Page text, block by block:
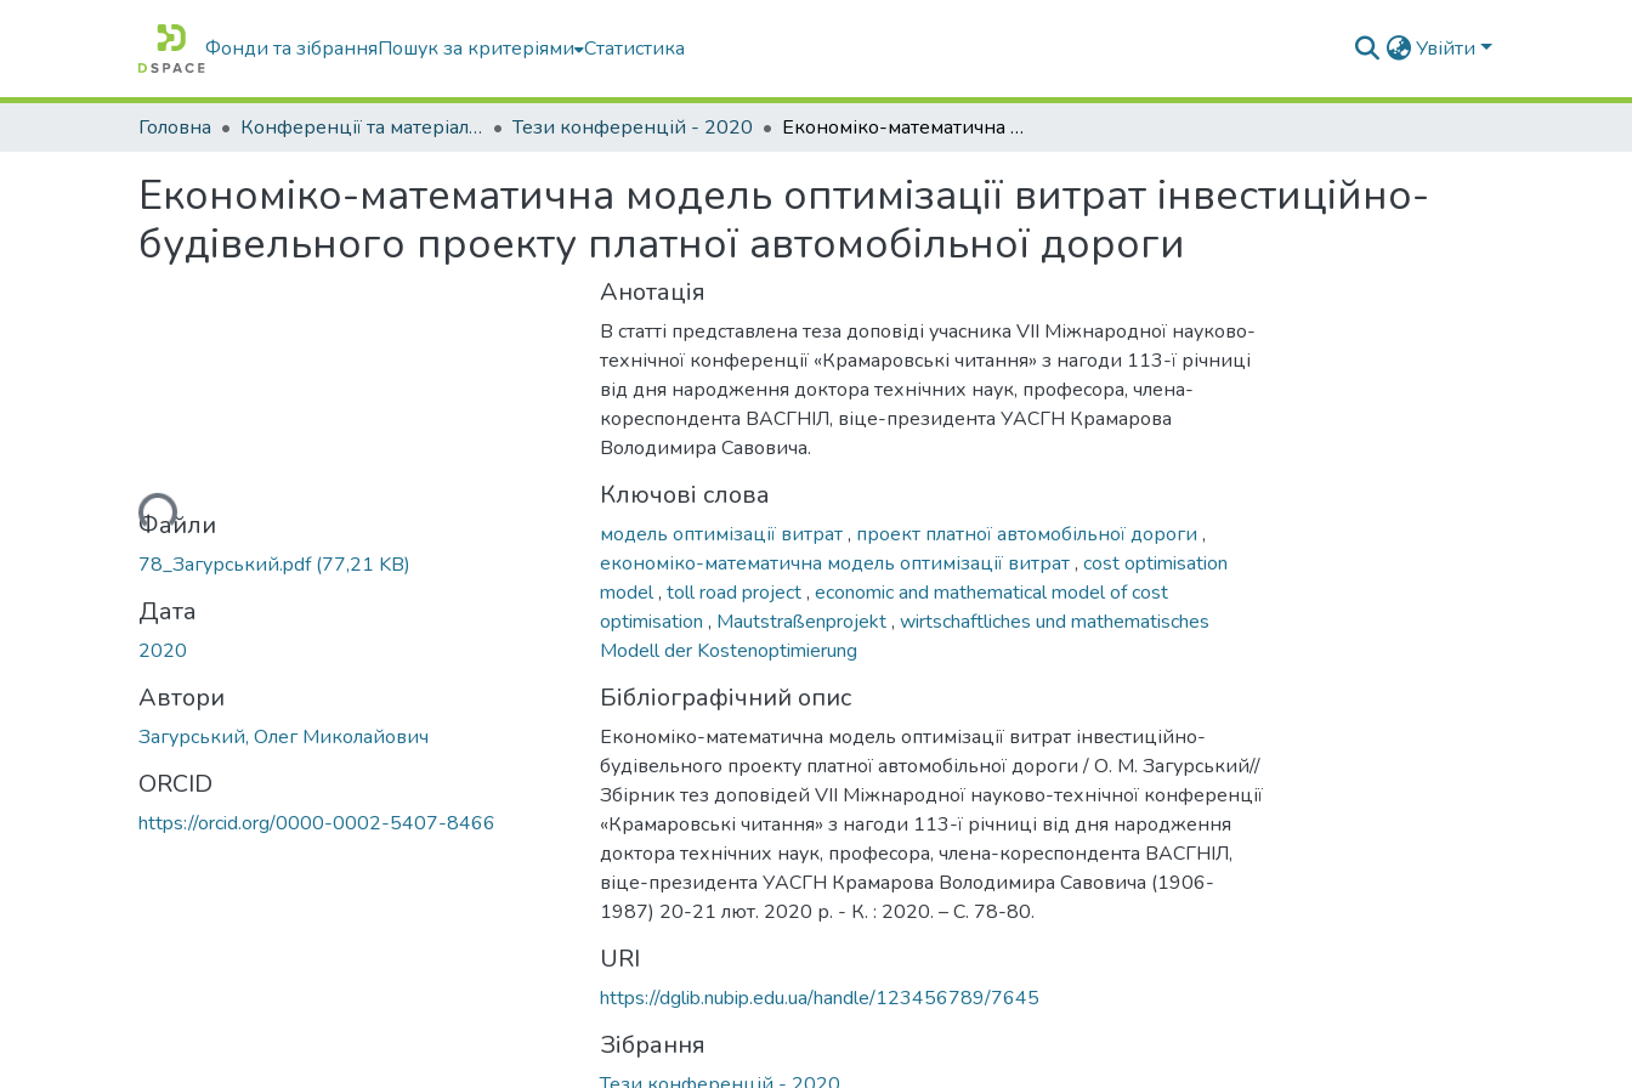
Фонди та зібранняПошук за критеріями Статистика Увійти
Головна Конференції та матеріали конференцій Тези конференцій - 2020 Економіко-математична модель оптимізації витрат інвестиційно- будівельного проекту платної автомобільної дороги
Економіко-математична модель оптимізації витрат інвестиційно-
будівельного проекту платної автомобільної дороги
Вантажиться...Файли
78_Загурський.pdf(77,21 KB)
Дата
2020
Автори
Загурський, Олег Миколайович
ORCID
https://orcid.org/0000-0002-5407-8466
Анотація
В статті представлена теза доповіді учасника VIІ Міжнародної науково-
технічної конференції «Крамаровські читання» з нагоди 113-ї річниці
від дня народження доктора технічних наук, професора, члена-
кореспондента ВАСГНІЛ, віце-президента УАСГН Крамарова
Володимира Савовича.
Ключові слова
модель оптимізації витрат, проект платної автомобільної дороги ,
економіко-математична модель оптимізації витрат, cost optimisation
model, toll road project, economic and mathematical model of cost
optimisation , Mautstraßenprojekt, wirtschaftliches und mathematisches
Modell der Kostenoptimierung
Бібліографічний опис
Економіко-математична модель оптимізації витрат інвестиційно-
будівельного проекту платної автомобільної дороги / О. М. Загурський//
Збірник тез доповідей VIІ Міжнародної науково-технічної конференції
«Крамаровські читання» з нагоди 113-ї річниці від дня народження
доктора технічних наук, професора, члена-кореспондента ВАСГНІЛ,
віце-президента УАСГН Крамарова Володимира Савовича (1906-
1987) 20-21 лют. 2020 р. - К. : 2020. – С. 78-80.
URI
https://dglib.nubip.edu.ua/handle/123456789/7645
Зібрання